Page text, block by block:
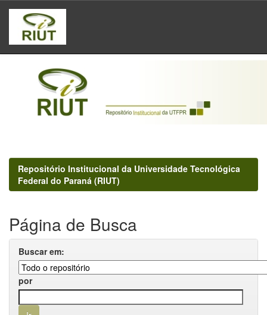
Skip
navigation
Repositório Institucional da Universidade Tecnológica
Federal do Paraná (RIUT)
Página de Busca
Buscar em:
por